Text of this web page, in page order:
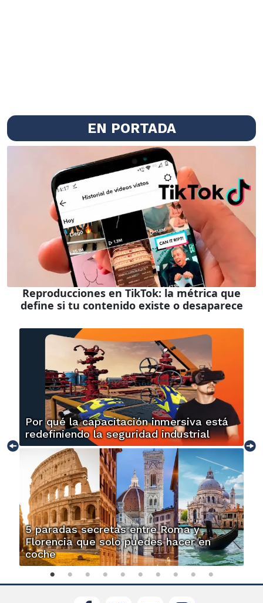
EN PORTADA
Reproducciones en TikTok: la métrica que
define si tu contenido existe o desaparece
Por qué la capacitación inmersiva está
redefiniendo la seguridad industrial
5 paradas secretas entre Roma y
Florencia que solo puedes hacer en
coche